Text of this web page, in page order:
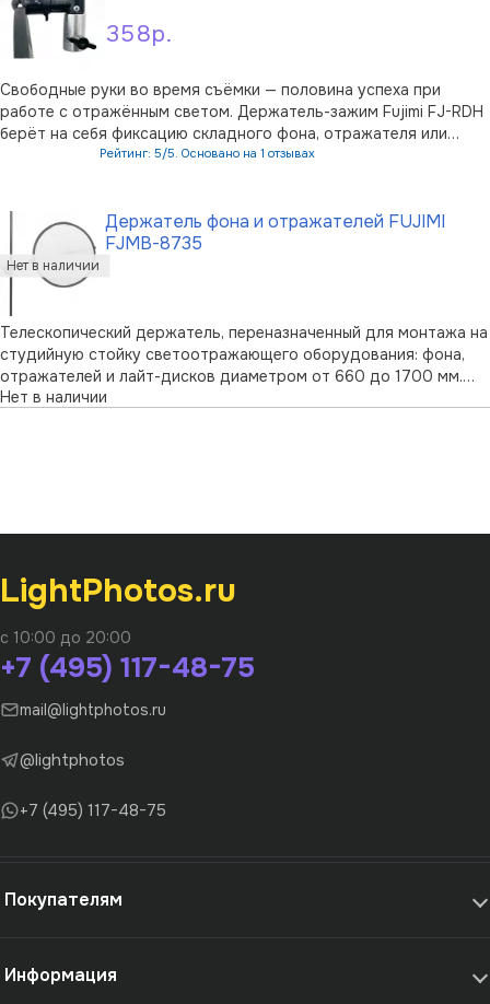
358р.
Свободные руки во время съёмки — половина успеха при
работе с отражённым светом. Держатель-зажим Fujimi FJ-RDH
берёт на себя фиксацию складного фона, отражателя или
карты серого на осветительной стойке, чтобы фотографу не
Рейтинг: 5/5. Основано на 1 отзывах
Держатель фона и отражателей FUJIMI
FJMB-8735
Телескопический держатель, переназначенный для монтажа на
студийную стойку светоотражающего оборудования: фона,
отражателей и лайт-дисков диаметром от 660 до 1700 мм.
Представленная профессиональна модель поддерживает
Нет в наличии
LightPhotos.ru
с 10:00 до 20:00
+7 (495) 117-48-75
mail@lightphotos.ru
@lightphotos
+7 (495) 117-48-75
Покупателям
Информация